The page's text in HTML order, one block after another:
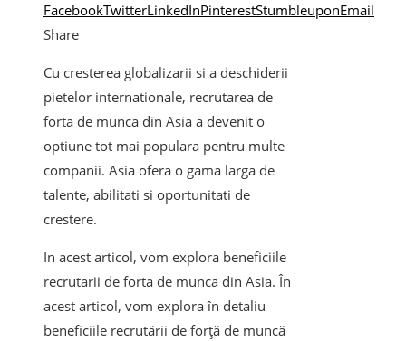
FacebookTwitterLinkedInPinterestStumbleuponEmail
Share
Cu cresterea globalizarii si a deschiderii
pietelor internationale, recrutarea de
forta de munca din Asia a devenit o
optiune tot mai populara pentru multe
companii. Asia ofera o gama larga de
talente, abilitati si oportunitati de
crestere.
In acest articol, vom explora beneficiile
recrutarii de forta de munca din Asia. În
acest articol, vom explora în detaliu
beneficiile recrutării de forță de muncă